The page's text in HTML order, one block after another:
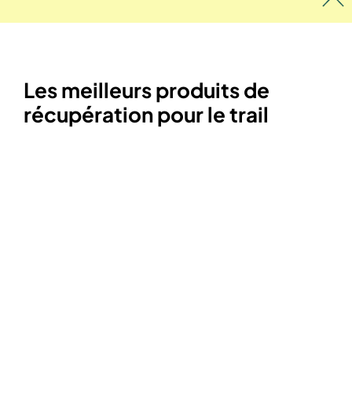
Les meilleurs produits de
récupération pour le trail